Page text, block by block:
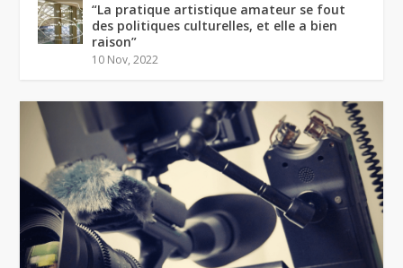
“La pratique artistique amateur se fout
des politiques culturelles, et elle a bien
raison”
10 Nov, 2022